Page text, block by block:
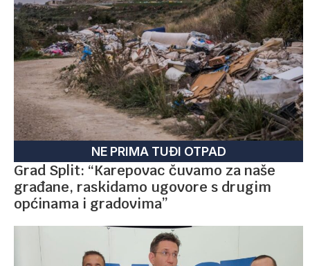
NE PRIMA TUĐI OTPAD
Grad Split: “Karepovac čuvamo za naše
građane, raskidamo ugovore s drugim
općinama i gradovima”